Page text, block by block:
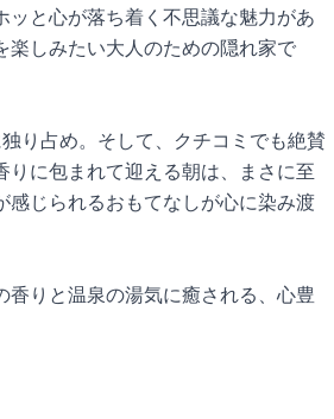
と心が落ち着く不思議な魅力があ
楽しみたい大人のための隠れ家で
り占め。そして、クチコミでも絶賛
に包まれて迎える朝は、まさに至
じられるおもてなしが心に染み渡
りと温泉の湯気に癒される、心豊